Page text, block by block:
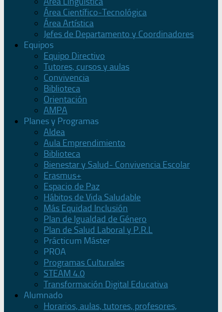
Área Científico-Tecnológica
Área Artística
Jefes de Departamento y Coordinadores
Equipos
Equipo Directivo
Tutores, cursos y aulas
Convivencia
Biblioteca
Orientación
AMPA
Planes y Programas
Aldea
Aula Emprendimiento
Biblioteca
Bienestar y Salud- Convivencia Escolar
Erasmus+
Espacio de Paz
Hábitos de Vida Saludable
Más Equidad Inclusión
Plan de Igualdad de Género
Plan de Salud Laboral y P.R.L
Prácticum Máster
PROA
Programas Culturales
STEAM 4.0
Transformación Digital Educativa
Alumnado
Horarios, aulas, tutores, profesores,